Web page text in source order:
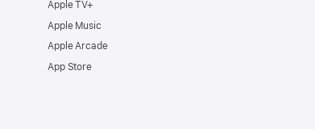
Apple TV+
Apple Music
Apple Arcade
App Store